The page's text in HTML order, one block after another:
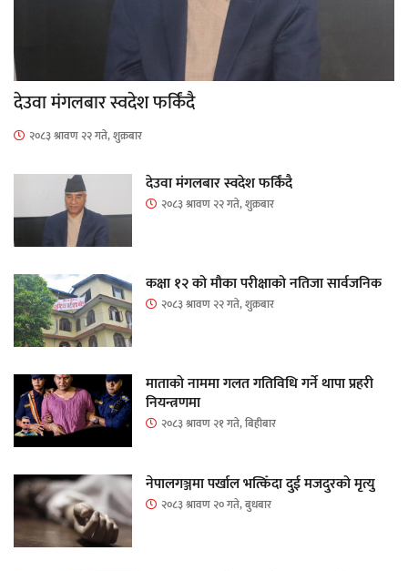
देउवा मंगलबार स्वदेश फर्किंदै
२०८३ श्रावण २२ गते, शुक्रबार
देउवा मंगलबार स्वदेश फर्किंदै
२०८३ श्रावण २२ गते, शुक्रबार
कक्षा १२ को मौका परीक्षाको नतिजा सार्वजनिक
२०८३ श्रावण २२ गते, शुक्रबार
माताकाे नाममा गलत गतिविधि गर्ने थापा प्रहरी
नियन्त्रणमा
२०८३ श्रावण २१ गते, बिहीबार
नेपालगञ्जमा पर्खाल भत्किँदा दुई मजदुरको मृत्यु
२०८३ श्रावण २० गते, बुधबार